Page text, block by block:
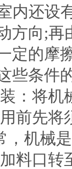
内还设
方向;
定的摩
些条件
：将机
先将
，机械
口转